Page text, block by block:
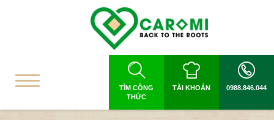
TÌM CÔNG
THỨC
TÀI KHOẢN 0988.846.044